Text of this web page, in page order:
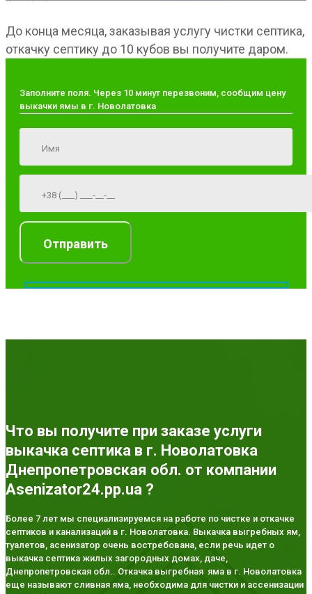
До конца месяца, заказывая услугу чистки септика,
откачку септику до 10 кубов вы получите даром.
Заполните поля. Через 10 минут перезвоним, сообщим цену
выкачки ямы в г. Новолатовка
Что вы получите при заказе услуги
выкачка септика в г. Новолатовка
Днепропетровская обл. от компании
Asenizator24.pp.ua ?
Более 7 лет мы специализируемся на работе по чистке и откачке
септиков и канализаций в г. Новолатовка. Выкачка выгребных ям,
туалетов, асенизатор очень востребована, если речь идет о
выкачка септика жилых загородных домах, даче,
Днепропетровская обл.. Откачка выгребная яма в г. Новолатовка
еще называют сливная яма, необходима для чистки и ассенизации